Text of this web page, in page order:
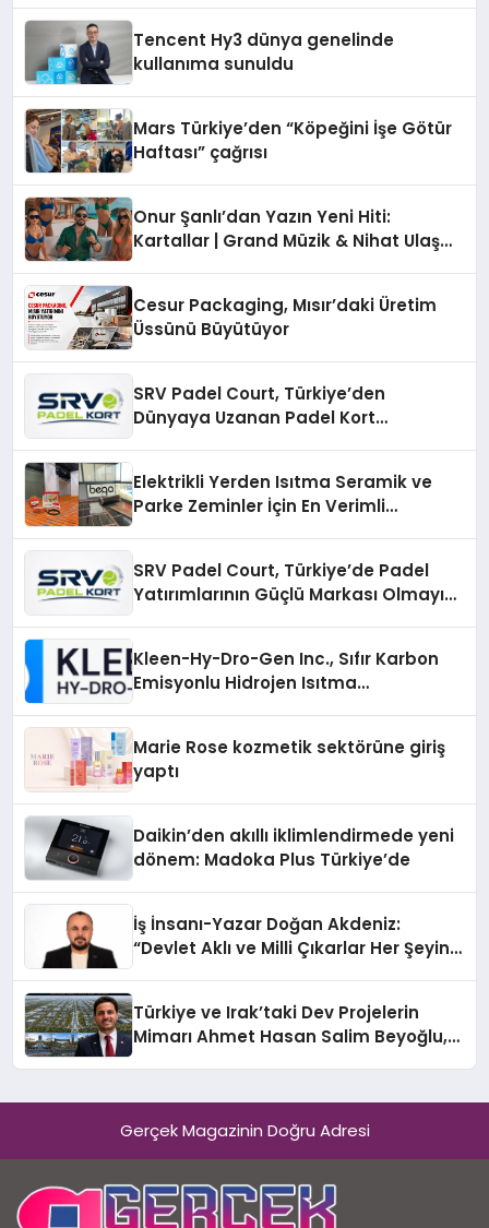
Tencent Hy3 dünya genelinde
kullanıma sunuldu
Mars Türkiye’den “Köpeğini İşe Götür
Haftası” çağrısı
Onur Şanlı’dan Yazın Yeni Hiti:
Kartallar | Grand Müzik & Nihat Ulaş
Cesur Packaging, Mısır’daki Üretim
Üssünü Büyütüyor
SRV Padel Court, Türkiye’den
Dünyaya Uzanan Padel Kort
Elektrikli Yerden Isıtma Seramik ve
Parke Zeminler İçin En Verimli
SRV Padel Court, Türkiye’de Padel
Yatırımlarının Güçlü Markası Olmayı
Kleen-Hy-Dro-Gen Inc., Sıfır Karbon
Emisyonlu Hidrojen Isıtma
Marie Rose kozmetik sektörüne giriş
yaptı
Daikin’den akıllı iklimlendirmede yeni
dönem: Madoka Plus Türkiye’de
İş İnsanı-Yazar Doğan Akdeniz:
“Devlet Aklı ve Milli Çıkarlar Her Şeyin
Türkiye ve Irak’taki Dev Projelerin
Mimarı Ahmet Hasan Salim Beyoğlu,
Hayata Geçirecek
Gerçek Magazinin Doğru Adresi